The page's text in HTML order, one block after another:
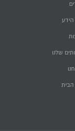
שלנו
הבית